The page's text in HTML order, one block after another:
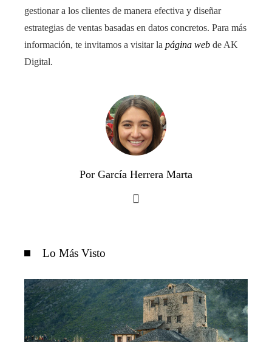
gestionar a los clientes de manera efectiva y diseñar
estrategias de ventas basadas en datos concretos. Para más
información, te invitamos a visitar la página web de AK
Digital.
Por García Herrera Marta
Lo Más Visto